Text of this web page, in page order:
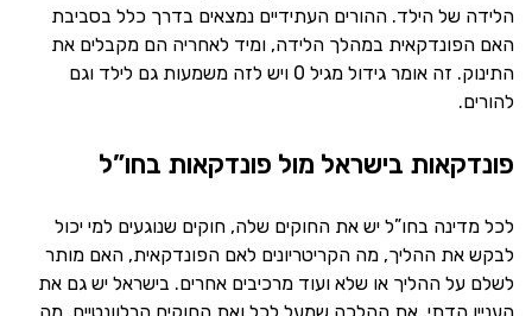
הלידה של הילד. ההורים העתידיים נמצאים בדרך כלל בסביבת
האם הפונדקאית במהלך הלידה, ומיד לאחריה הם מקבלים את
התינוק. זה אומר גידול מגיל 0 ויש לזה משמעות גם לילד וגם
להורים.
פונדקאות בישראל מול פונדקאות בחו”ל
לכל מדינה בחו”ל יש את החוקים שלה, חוקים שנוגעים למי יכול
לבקש את ההליך, מה הקריטריונים לאם הפונדקאית, האם מותר
לשלם על ההליך או שלא ועוד מרכיבים אחרים. בישראל יש גם את